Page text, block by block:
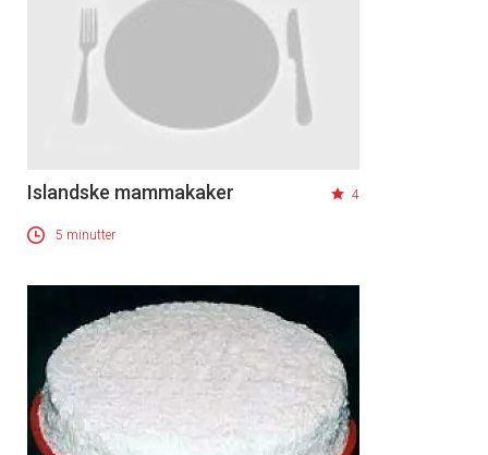
Islandske mammakaker 4
5 minutter